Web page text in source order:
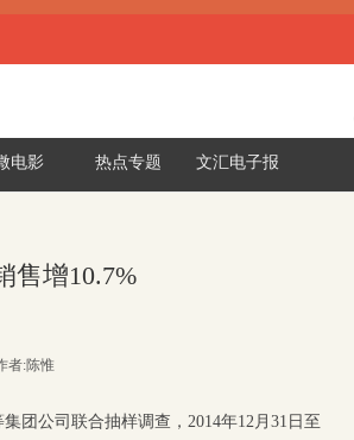
电影 热点专题 文汇电子报
售增10.7%
者:陈惟
团公司联合抽样调查，2014年12月31日至